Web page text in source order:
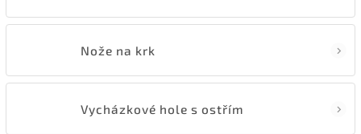
Nože na krk
Vycházkové hole s ostřím